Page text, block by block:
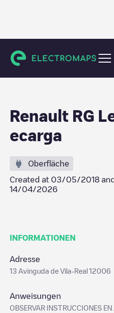
Castelló de la Plana
Renault RG
ecarga
Oberfläche
Created at 03/05/2018
14/04/2026
INFORMATIONEN
Adresse
13 Avinguda de Vila-Real 12006
Anweisungen
OBSERVAR INSTRUCCIONES